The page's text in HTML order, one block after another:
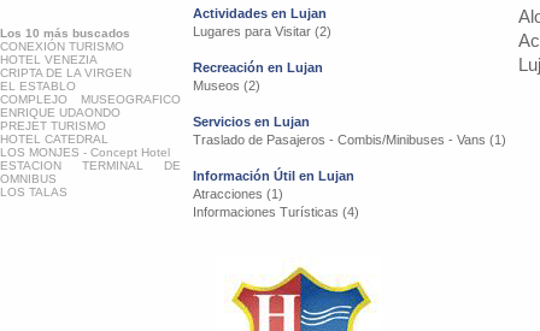
Los 10 más buscados
CONEXIÓN TURISMO
HOTEL VENEZIA
CRIPTA DE LA VIRGEN
EL ESTABLO
COMPLEJO MUSEOGRAFICO
ENRIQUE UDAONDO
PREJET TURISMO
HOTEL CATEDRAL
LOS MONJES - Concept Hotel
ESTACION TERMINAL DE
OMNIBUS
LOS TALAS
Actividades en Lujan
Lugares para Visitar (2)
Recreación en Lujan
Museos (2)
Servicios en Lujan
Traslado de Pasajeros - Combis/Minibuses - Vans (1)
Información Útil en Lujan
Atracciones (1)
Informaciones Turísticas (4)